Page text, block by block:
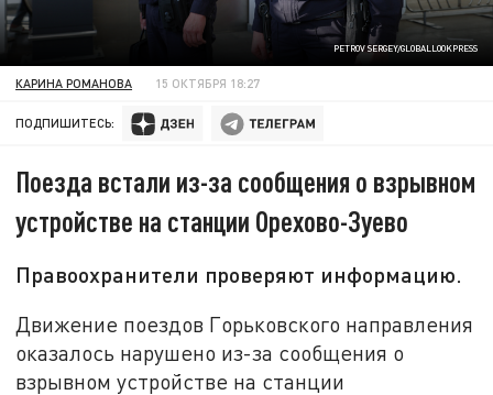
PETROV SERGEY/GLOBALLOOKPRESS
КАРИНА РОМАНОВА 15 ОКТЯБРЯ 18:27
ПОДПИШИТЕСЬ:
Поезда встали из-за сообщения о взрывном
устройстве на станции Орехово-Зуево
Правоохранители проверяют информацию.
Движение поездов Горьковского направления
оказалось нарушено из-за сообщения о
взрывном устройстве на станции